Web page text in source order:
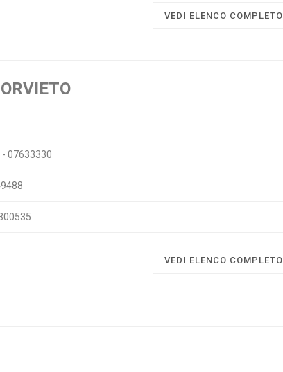
VEDI ELENCO COMPLETO
- 07633330
VEDI ELENCO COMPLETO